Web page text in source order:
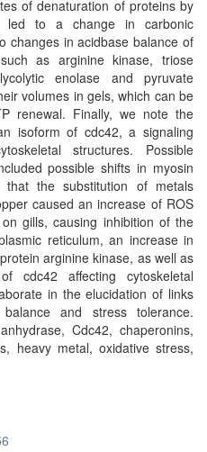
of denaturation of proteins by
led to a change in carbonic
changes in acidbase balance of
as arginine kinase, triose
enolase and pyruvate
volumes in gels, which can be
renewal. Finally, we note the
isoform of cdc42, a signaling
structures. Possible
possible shifts in myosin
the substitution of metals
caused an increase of ROS
gills, causing inhibition of the
reticulum, an increase in
arginine kinase, as well as
cdc42 affecting cytoskeletal
in the elucidation of links
and stress tolerance.
Cdc42, chaperonins,
heavy metal, oxidative stress,